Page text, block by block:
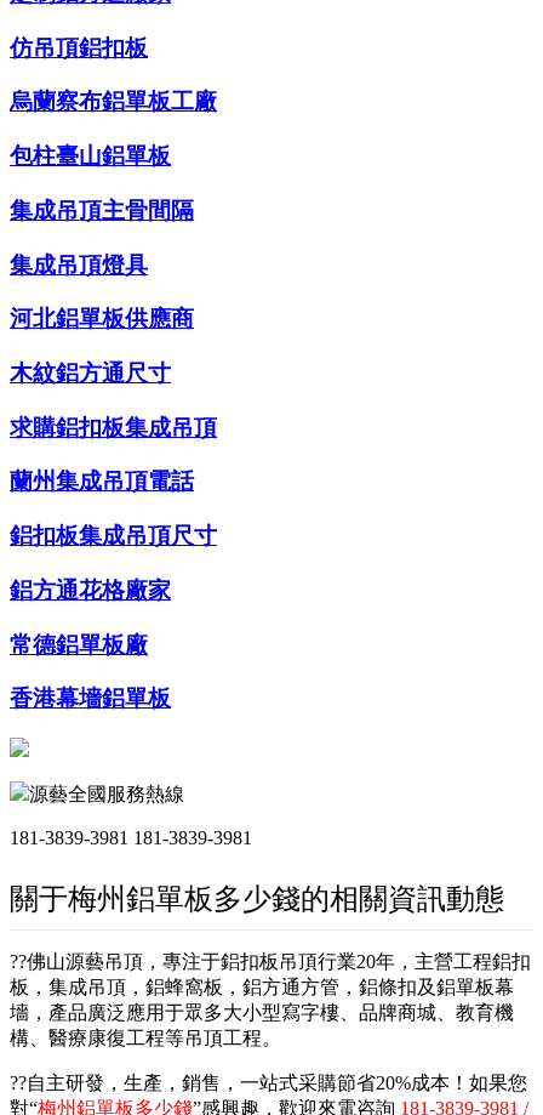
仿吊頂鋁扣板
烏蘭察布鋁單板工廠
包柱臺山鋁單板
集成吊頂主骨間隔
集成吊頂燈具
河北鋁單板供應商
木紋鋁方通尺寸
求購鋁扣板集成吊頂
蘭州集成吊頂電話
鋁扣板集成吊頂尺寸
鋁方通花格廠家
常德鋁單板廠
香港幕墻鋁單板
源藝全國服務熱線
181-3839-3981 181-3839-3981
關于梅州鋁單板多少錢的相關資訊動態
??佛山源藝吊頂，專注于鋁扣板吊頂行業20年，主營工程鋁扣
板，集成吊頂，鋁蜂窩板，鋁方通方管，鋁條扣及鋁單板幕
墻，產品廣泛應用于眾多大小型寫字樓、品牌商城、教育機
構、醫療康復工程等吊頂工程。
??自主研發，生產，銷售，一站式采購節省20%成本！如果您
對“梅州鋁單板多少錢”感興趣，歡迎來電咨詢 181-3839-3981 /